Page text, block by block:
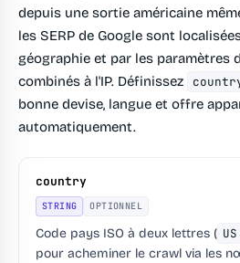
depuis une sortie américaine
les SERP de Google sont
géographie et par les paramètres
combinés à l'IP. Définissez
bonne devise, langue et offre
automatiquement.
country
STRING OPTIONNEL
Code pays ISO à deux lettres ( US
pour acheminer le crawl via les